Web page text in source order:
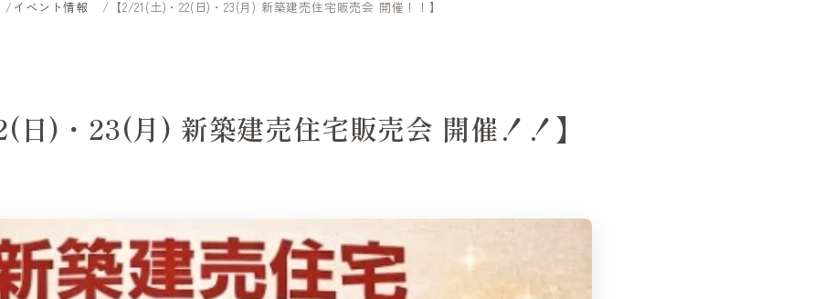
イベント情報 【2/21(土)・22(日)・23(月) 新築建売住宅販売会 開催！！】
日)・23(月) 新築建売住宅販売会 開催！！】